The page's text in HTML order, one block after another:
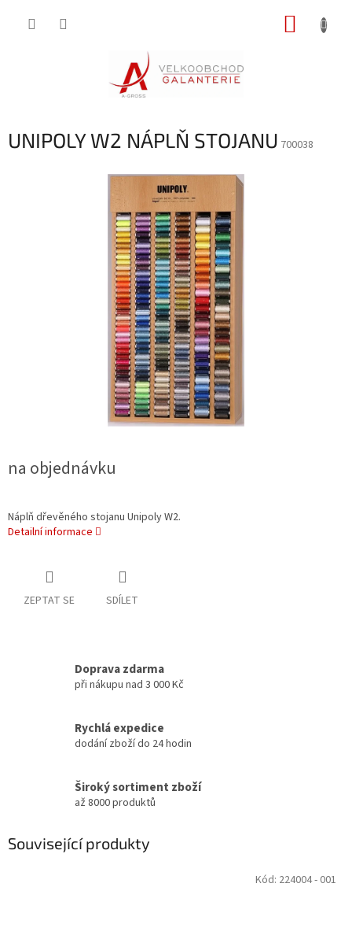
UNIPOLY W2 NÁPLŇ STOJANU 700038
na objednávku
Náplň dřevěného stojanu Unipoly W2.
Detailní informace
ZEPTAT SE SDÍLET
Doprava zdarma
při nákupu nad 3 000 Kč
Rychlá expedice
dodání zboží do 24 hodin
Široký sortiment zboží
až 8000 produktů
Související produkty
Kód: 224004 - 001